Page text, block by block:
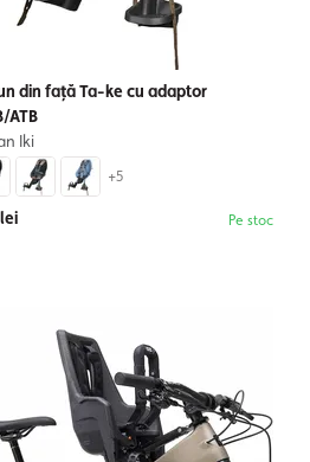
din față Ta-ke cu adaptor
ATB
Iki
+5
Pe stoc